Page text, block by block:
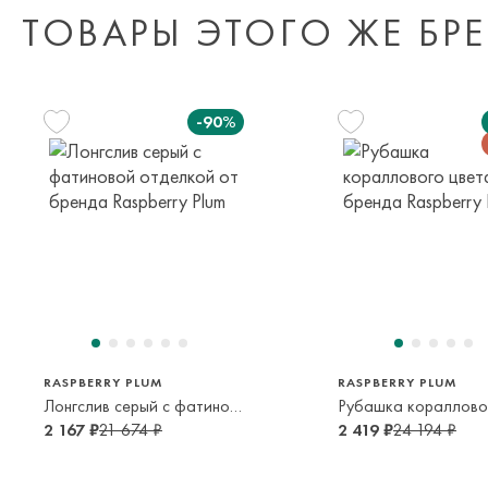
ТОВАРЫ ЭТОГО ЖЕ
-90%
RASPBERRY PLUM
Лонгслив серый с фатиновой отделкой
2 167 ₽21 674 ₽
RASPBERRY PLUM
2 419 ₽24 194 ₽